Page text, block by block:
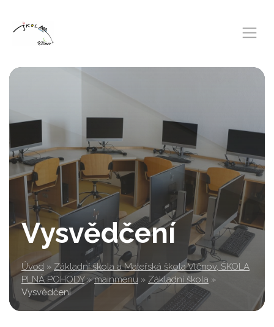
Vysvědčení
Úvod » Základní škola a Mateřská škola Vlčnov, ŠKOLA
PLNÁ POHODY » mainmenu » Základní škola »
Vysvědčení